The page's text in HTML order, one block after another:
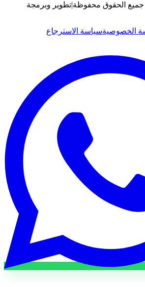
جميع الحقوق محفوظة|تطوير وبرمجة
الخصوصيةسياسة الاسترجاع